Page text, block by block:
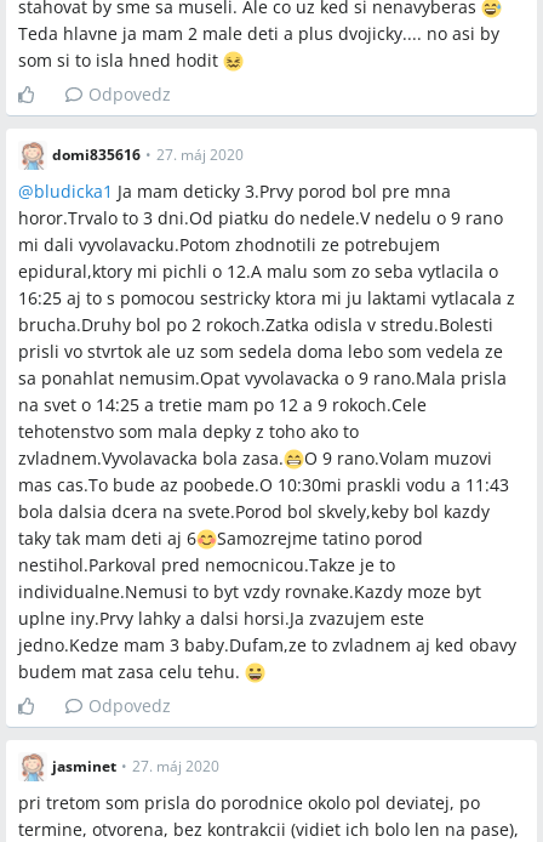
stahovat by sme sa museli. Ale co uz ked si nenavyberas
Teda hlavne ja mam 2 male deti a plus dvojicky.... no asi by
som si to isla hned hodit
Odpovedz
domi835616 • 27. máj 2020
@bludicka1 Ja mam deticky 3.Prvy porod bol pre mna
horor.Trvalo to 3 dni.Od piatku do nedele.V nedelu o 9 rano
mi dali vyvolavacku.Potom zhodnotili ze potrebujem
epidural,ktory mi pichli o 12.A malu som zo seba vytlacila o
16:25 aj to s pomocou sestricky ktora mi ju laktami vytlacala z
brucha.Druhy bol po 2 rokoch.Zatka odisla v stredu.Bolesti
prisli vo stvrtok ale uz som sedela doma lebo som vedela ze
sa ponahlat nemusim.Opat vyvolavacka o 9 rano.Mala prisla
na svet o 14:25 a tretie mam po 12 a 9 rokoch.Cele
tehotenstvo som mala depky z toho ako to
zvladnem.Vyvolavacka bola zasa.
O 9 rano.Volam muzovi
mas cas.To bude az poobede.O 10:30mi praskli vodu a 11:43
bola dalsia dcera na svete.Porod bol skvely,keby bol kazdy
taky tak mam deti aj 6
Samozrejme tatino porod
nestihol.Parkoval pred nemocnicou.Takze je to
individualne.Nemusi to byt vzdy rovnake.Kazdy moze byt
uplne iny.Prvy lahky a dalsi horsi.Ja zvazujem este
jedno.Kedze mam 3 baby.Dufam,ze to zvladnem aj ked obavy
budem mat zasa celu tehu.
Odpovedz
jasminet • 27. máj 2020
pri tretom som prisla do porodnice okolo pol deviatej, po
termine, otvorena, bez kontrakcii (vidiet ich bolo len na pase),